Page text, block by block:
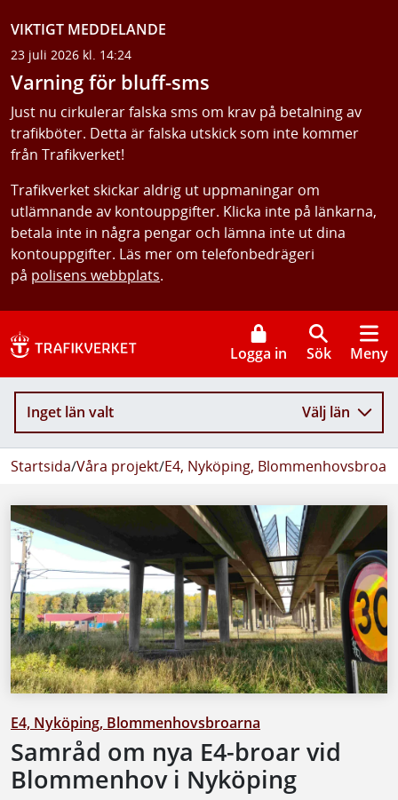
VIKTIGT MEDDELANDE
23 juli 2026 kl. 14:24
Varning för bluff-sms
Just nu cirkulerar falska sms om krav på betalning av
trafikböter. Detta är falska utskick som inte kommer
från Trafikverket!
Trafikverket skickar aldrig ut uppmaningar om
utlämnande av kontouppgifter. Klicka inte på länkarna,
betala inte in några pengar och lämna inte ut dina
kontouppgifter. Läs mer om telefonbedrägeri
på polisens webbplats.
Logga in Sök Meny
Inget län valt Välj län
Startsida/Våra projekt/E4, Nyköping,
E4, Nyköping, Blommenhovsbroarna
Samråd om nya E4-broar vid
Blommenhov i Nyköping